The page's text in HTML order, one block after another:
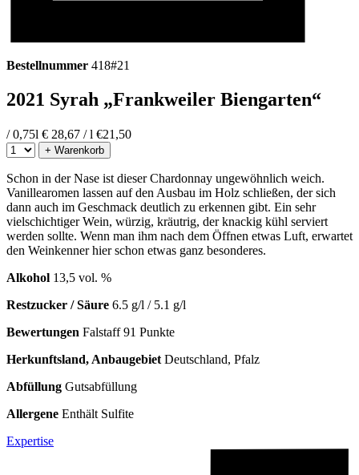
Bestellnummer 418#21
2021 Syrah „Frankweiler Biengarten“
/ 0,75l € 28,67 / l €21,50
+ Warenkorb
Schon in der Nase ist dieser Chardonnay ungewöhnlich weich.
Vanillearomen lassen auf den Ausbau im Holz schließen, der sich
dann auch im Geschmack deutlich zu erkennen gibt. Ein sehr
vielschichtiger Wein, würzig, kräutrig, der knackig kühl serviert
werden sollte. Wenn man ihm nach dem Öffnen etwas Luft, erwartet
den Weinkenner hier schon etwas ganz besonderes.
Alkohol 13,5 vol. %
Restzucker / Säure 6.5 g/l / 5.1 g/l
Bewertungen Falstaff 91 Punkte
Herkunftsland, Anbaugebiet Deutschland, Pfalz
Abfüllung Gutsabfüllung
Allergene Enthält Sulfite
Expertise